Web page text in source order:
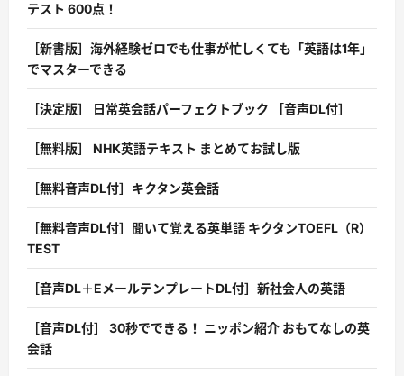
テスト 600点！
［新書版］海外経験ゼロでも仕事が忙しくても「英語は1年」
でマスターできる
［決定版］ 日常英会話パーフェクトブック ［音声DL付］
［無料版］ NHK英語テキスト まとめてお試し版
［無料音声DL付］キクタン英会話
［無料音声DL付］聞いて覚える英単語 キクタンTOEFL（R）
TEST
［音声DL＋EメールテンプレートDL付］新社会人の英語
［音声DL付］ 30秒でできる！ ニッポン紹介 おもてなしの英
会話